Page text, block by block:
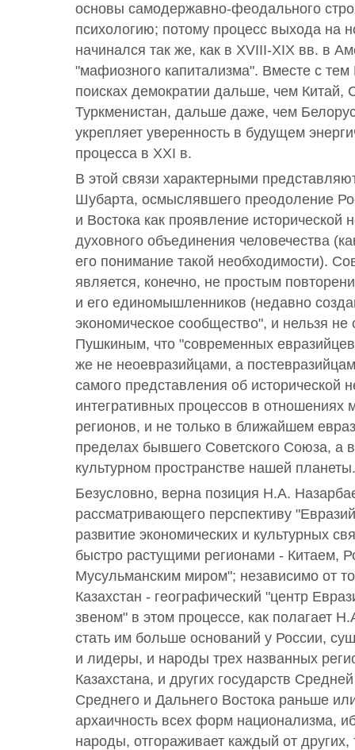
основы самодержавно-феодального
психологию; потому процесс выхода на
начинался так же, как в XVIII-XIX вв. в
"мафиозного капитализма". Вместе с
поисках демократии дальше, чем Китай,
Туркменистан, дальше даже, чем
укрепляет уверенность в будущем
процесса в XXI в.
В этой связи характерными
Шубарта, осмыслявшего преодоление
и Востока как проявление исторической
духовного объединения человечества
его понимание такой необходимости).
является, конечно, не простым
и его единомышленников (недавно
экономическое сообщество", и нельзя не
Пушкиным, что "современных евразийцев
же не неоевразийцами, а
самого представления об исторической
интегративных процессов в отношениях
регионов, и не только в ближайшем
пределах бывшего Советского Союза, а
культурном пространстве нашей планеты.
Безусловно, верна позиция Н.А.
рассматривающего перспективу
развитие экономических и культурных
быстро растущими регионами - Китаем,
Мусульманским миром"; независимо от
Казахстан - географический "центр
звеном" в этом процессе, как полагает
стать им больше оснований у России,
и лидеры, и народы трех названных
Казахстана, и других государств
Среднего и Дальнего Востока раньше
архаичность всех форм национализма,
народы, отгораживает каждый от других,